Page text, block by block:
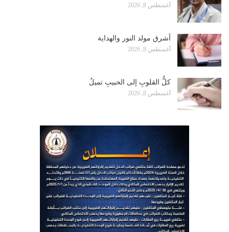
أغسطس 8, 2026
أشرق مولد النور والهداية
أغسطس 8, 2026
كلُّ القلوبِ إلى الحبيبِ تميلُ
أغسطس 8, 2026